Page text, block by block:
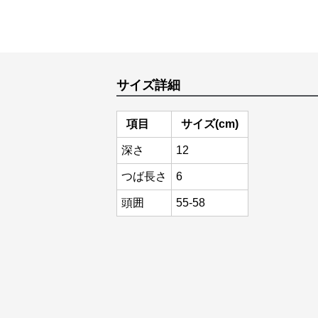
サイズ詳細
項目 サイズ(cm)
深さ 12
つば長さ 6
頭囲 55-58